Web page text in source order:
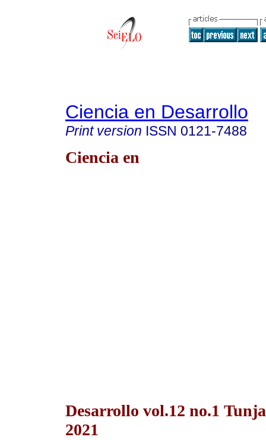
Ciencia en Desarrollo
Print version ISSN 0121-7488
Ciencia en
Desarrollo vol.12 no.1
2021